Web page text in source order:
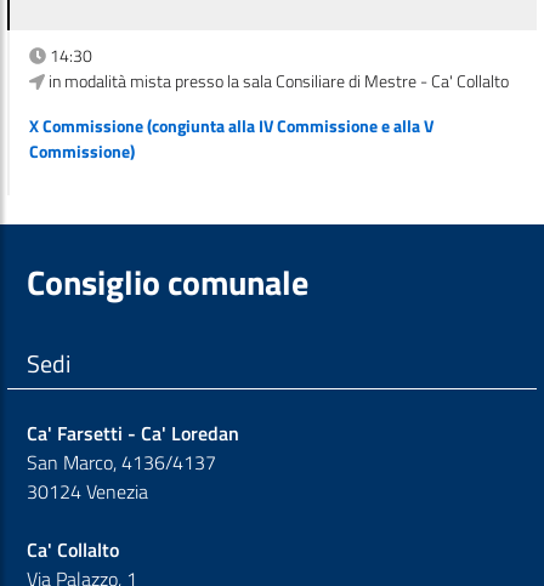
14:30
in modalità mista presso la sala Consiliare di Mestre - Ca' Collalto
X Commissione (congiunta alla IV Commissione e alla V
Commissione)
Consiglio comunale
Sedi
Ca' Farsetti - Ca' Loredan
San Marco, 4136/4137
30124 Venezia
Ca' Collalto
Via Palazzo, 1